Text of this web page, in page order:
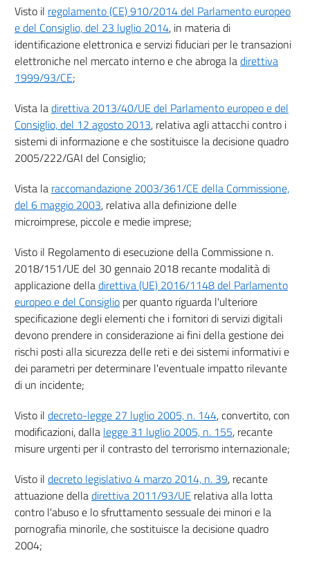
22
Allegati
Allegato I
Allegato I
Allegato II
Allegato II
Allegato III
Visto il regolamento (CE) 910/2014 del Parlamento europeo
e del Consiglio, del 23 luglio 2014, in materia di
identificazione elettronica e servizi fiduciari per le transazioni
elettroniche nel mercato interno e che abroga ladirettiva
1999/93/CE;
Vista ladirettiva 2013/40/UE del Parlamento europeo e del
Consiglio, del 12 agosto 2013, relativa agli attacchi contro i
sistemi di informazione e che sostituisce la decisione quadro
2005/222/GAI del Consiglio;
Vista la raccomandazione 2003/361/CE della Commissione,
del 6 maggio 2003, relativa alla definizione delle
microimprese, piccole e medie imprese;
Visto il Regolamento di esecuzione della Commissione n.
2018/151/UE del 30 gennaio 2018 recante modalità di
applicazione delladirettiva (UE) 2016/1148 del Parlamento
europeo e del Consiglio per quanto riguarda l'ulteriore
specificazione degli elementi che i fornitori di servizi digitali
devono prendere in considerazione ai fini della gestione dei
rischi posti alla sicurezza delle reti e dei sistemi informativi e
dei parametri per determinare l'eventuale impatto rilevante
di un incidente;
Visto il decreto-legge 27 luglio 2005, n. 144, convertito, con
modificazioni, dalla legge 31 luglio 2005, n. 155, recante
misure urgenti per il contrasto del terrorismo internazionale;
Visto il decreto legislativo 4 marzo 2014, n. 39, recante
attuazione delladirettiva 2011/93/UE relativa alla lotta
contro l'abuso e lo sfruttamento sessuale dei minori e la
pornografia minorile, che sostituisce la decisione quadro
2004;